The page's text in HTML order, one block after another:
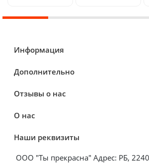
Информация
Дополнительно
Отзывы о нас
О нас
Наши реквизиты
ООО "Ты прекрасна" Адрес: РБ,